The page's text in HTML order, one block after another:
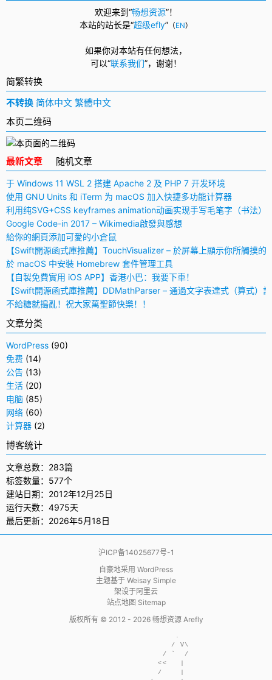
欢迎来到“畅想资源”！
本站的站长是“超级efly” （EN）
如果你对本站有任何想法，
可以“联系我们”， 谢谢！
简繁转换
不转换 简体中文 繁體中文
本页二维码
最新文章 随机文章
于 Windows 11 WSL 2 搭建 Apache 2 及 PHP 7 开发环境
使用 GNU Units 和 iTerm 为 macOS 加入快捷多功能计算器
利用纯SVG+CSS keyframes animation动画实现手写毛笔字（书法）
Google Code-in 2017 – Wikimedia啟發與感想
給你的網頁添加可愛的小倉鼠
【Swift開源函式庫推薦】TouchVisualizer – 於屏幕上顯示你所觸摸的
於 macOS 中安裝 Homebrew 套件管理工具
【自製免費實用 iOS APP】香港小巴：我要下車！
【Swift開源函式庫推薦】DDMathParser – 通過文字表達式（算式）
不給糖就搗亂！祝大家萬聖節快樂！！
文章分类
WordPress (90)
免费 (14)
公告 (13)
生活 (20)
电脑 (85)
网络 (60)
计算器 (2)
博客统计
文章总数：283篇
标签数量：577个
建站日期：2012年12月25日
运行天数：4975天
最后更新：2026年5月18日
沪ICP备14025677号-1
自豪地采用 WordPress
主题基于 Weisay Simple
架设于阿里云
站点地图 Sitemap
版权所有 © 2012 - 2026 畅想资源 Arefly
                     .
                    / V\
                  / `  /
                 <<   |
                 /    |